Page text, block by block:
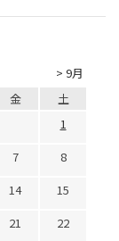
> 9月
金
土
1
7
8
14
15
21
22